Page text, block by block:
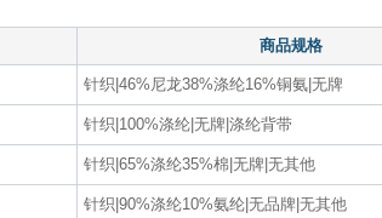
商品规格
针织|46%尼龙38%涤纶16%铜氨|无牌
针织|100%涤纶|无牌|涤纶背带
针织|65%涤纶35%棉|无牌|无其他
针织|90%涤纶10%氨纶|无品牌|无其他